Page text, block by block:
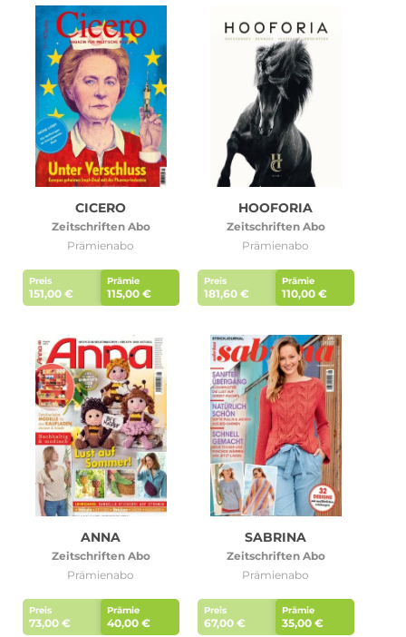
CICERO
Zeitschriften Abo
Prämienabo
Preis
151,00 €
Prämie
115,00 €
HOOFORIA
Zeitschriften Abo
Prämienabo
Preis
181,60 €
Prämie
110,00 €
ANNA
Zeitschriften Abo
Prämienabo
Preis
73,00 €
Prämie
40,00 €
SABRINA
Zeitschriften Abo
Prämienabo
Preis
67,00 €
Prämie
35,00 €